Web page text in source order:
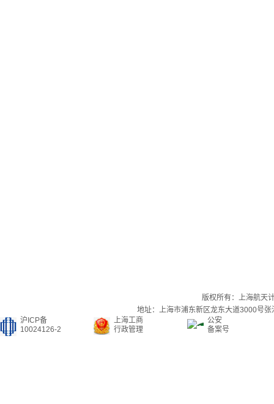
版权所有：上海航天
地址：上海市浦东新区龙东大道3000号
沪ICP备
10024126-2
上海工商
行政管理
公安
备案号